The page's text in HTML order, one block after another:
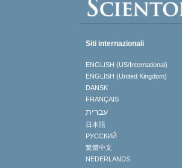
Siti internazionali
ENGLISH (US/International)
ENGLISH (United Kingdom)
DANSK
FRANÇAIS
עברית
日本語
РУССКИЙ
繁體中文
NEDERLANDS